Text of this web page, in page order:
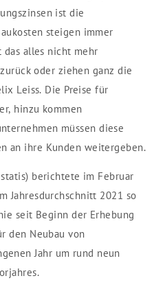
ist die
steigen immer
alles nicht mehr
oder ziehen ganz die
Leiss. Die Preise für
hinzu kommen
müssen diese
an ihre Kunden weitergeben.
berichtete im Februar
Jahresdurchschnitt 2021 so
seit Beginn der Erhebung
den Neubau von
Jahr um rund neun